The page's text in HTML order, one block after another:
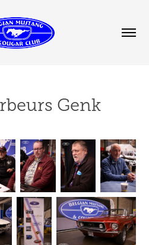
Genk